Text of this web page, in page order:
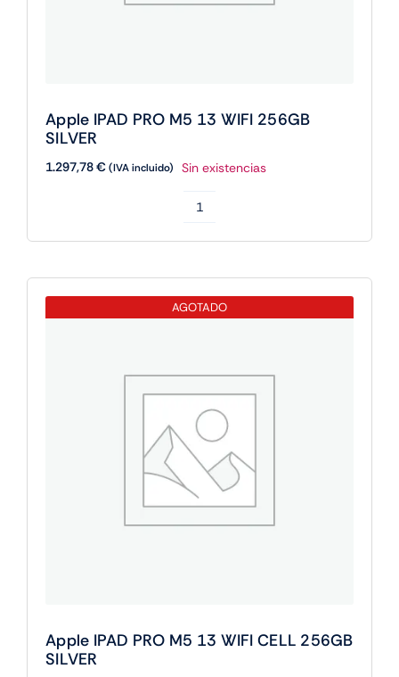
Apple IPAD PRO M5 13 WIFI 256GB
SILVER
1.297,78€(IVA incluido) Sin existencias
IPAD
13
cantidad
AGOTADO
Apple IPAD PRO M5 13 WIFI CELL 256GB
SILVER